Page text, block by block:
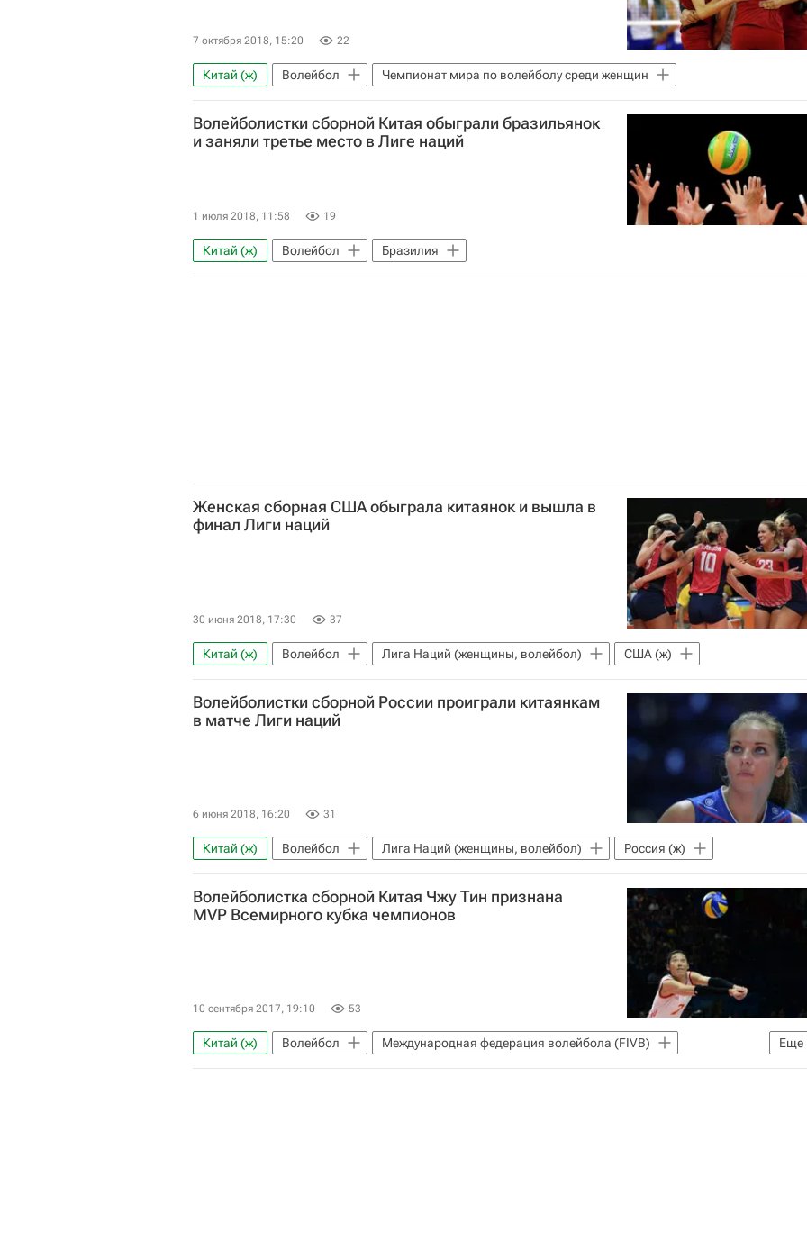
7 октября 2018, 15:20 22
Китай (ж) Волейбол Чемпионат мира по волейболу среди женщин
Волейболистки сборной Китая обыграли бразильянок
и заняли третье место в Лиге наций
1 июля 2018, 11:58 19
Китай (ж) Волейбол Бразилия
Женская сборная США обыграла китаянок и вышла в
финал Лиги наций
30 июня 2018, 17:30 37
Китай (ж) Волейбол Лига Наций (женщины, волейбол) США (ж)
Волейболистки сборной России проиграли китаянкам
в матче Лиги наций
6 июня 2018, 16:20 31
Китай (ж) Волейбол Лига Наций (женщины, волейбол) Россия (ж)
Волейболистка сборной Китая Чжу Тин признана
MVP Всемирного кубка чемпионов
10 сентября 2017, 19:10 53
Еще
Китай (ж) Волейбол
Международная федерация волейбола (FIVB)
Всемирный Кубок чемпионов по волейболу среди женщин